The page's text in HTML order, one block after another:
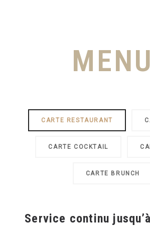
MENU
CARTE RESTAURANT
CARTE COCKTAIL
CARTE BRUNCH
Service continu